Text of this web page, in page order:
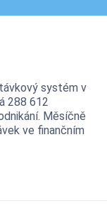
systém v
288 612
Měsíčně
ve finančním